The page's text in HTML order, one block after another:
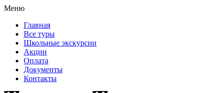
Меню
Главная
Все туры
Школьные экскурсии
Акции
Оплата
Документы
Контакты